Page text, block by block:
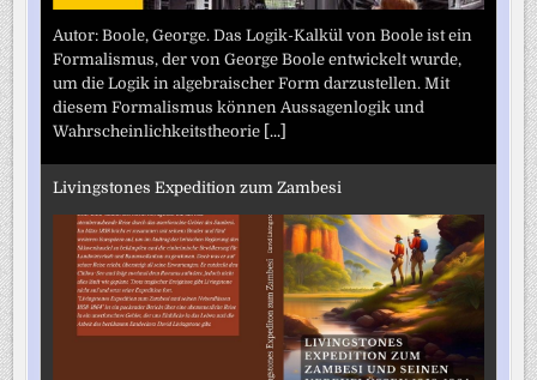
Autor: Boole, George. Das Logik-Kalkül von Boole ist ein
Formalismus, der von George Boole entwickelt wurde,
um die Logik in algebraischer Form darzustellen. Mit
diesem Formalismus können Aussagenlogik und
Wahrscheinlichkeitstheorie [...]
Livingstones Expedition zum Zambesi